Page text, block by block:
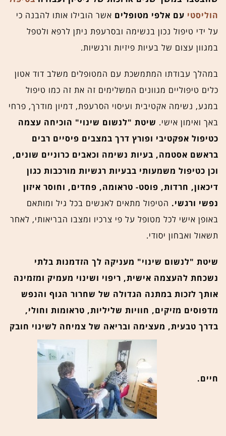
הוליסטי עם אלפי מטופלים אשר הובילו אותו להבנה כי
על ידי טיפול נכון בנשימה ובסרעפת ניתן לרפא ולטפל
במגוון עצום של בעיות פיזיות ורגשיות.
במהלך עבודתו המתמשכת עם המטופלים משלב דוד אטון
כלים טיפוליים מגוונים המשלימים זה את זה כמו טיפול
במגע, נשימה אקטיבית ועיסוי הסרעפת, דמיון מודרך, פרחי
באך ואימון אישי. שיטת "לנשום שינוי" הוכיחה עצמה
כטיפול אפקטיבי ופורץ דרך במצבים פיסיים רבים
בראשם אסטמה, בעיות נשימה וכאבים כרוניים שונים,
וכן כטיפול משמעותי בבעיות רגשיות מורכבות כגון
דיכאון, חרדות, פוסט- טראומה, פחדים, וחוסר איזון
נפשי ורגשי. הטיפול מתאים לאנשים בכל גיל ומותאם
באופן אישי לכל מטופל על פי צרכיו ומצבו הבריאותי, לאחר
תשאול ואבחון יסודי.
שיטת "לנשום שינוי" מעניקה לך הזדמנות בלתי
נשכחת להעצמה אישית, ריפוי ושינוי מעמיק ומזמינה
אותך לזכות במתנה הגדולה של שחרור הגוף והנפש
מדפוסים מזיקים, חוויות שליליות, טראומות וחולי,
בדרך טבעית, מעצימה ובריאה של צמיחה לשינוי חובק
חיים.